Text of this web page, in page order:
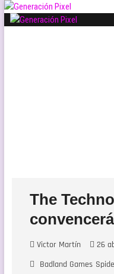
Saltar
The
Victor Martín
26
Badland Games